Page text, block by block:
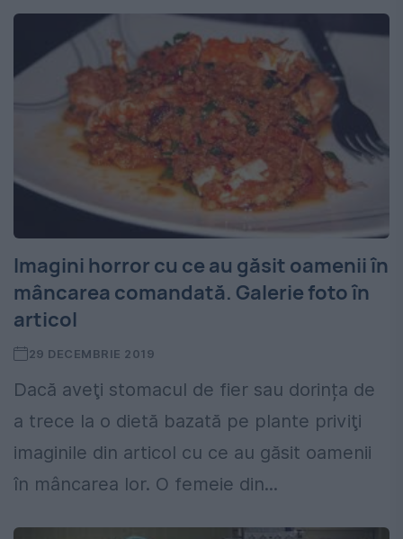
Imagini horror cu ce au găsit oamenii în
mâncarea comandată. Galerie foto în
articol
29 DECEMBRIE 2019
Dacă aveţi stomacul de fier sau dorința de
a trece la o dietă bazată pe plante priviţi
imaginile din articol cu ce au găsit oamenii
în mâncarea lor. O femeie din...